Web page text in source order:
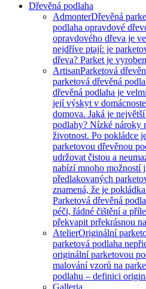
Dřevěná podlaha
AdmonterDřevěná
podlaha opravdové
opravdového dřeva je
nejdříve ptají: je
dřeva? Parket je
ArtisanParketová
parketová dřevěná
dřevěná podlaha je
její výskyt v
domova. Jaká je
podlahy? Nízké nároky
životnost. Po pokládce
parketovou dřevěnou
udržovat čistou a
nabízí mnoho možností
předlakovaných
znamená, že je
Parketová dřevěná
péči, řádné čištění a
překvapit prřekrásnou
AtelierOriginální
parketová podlaha
originální parketovou
malování vzorů na
podlahu – definici
Galleria